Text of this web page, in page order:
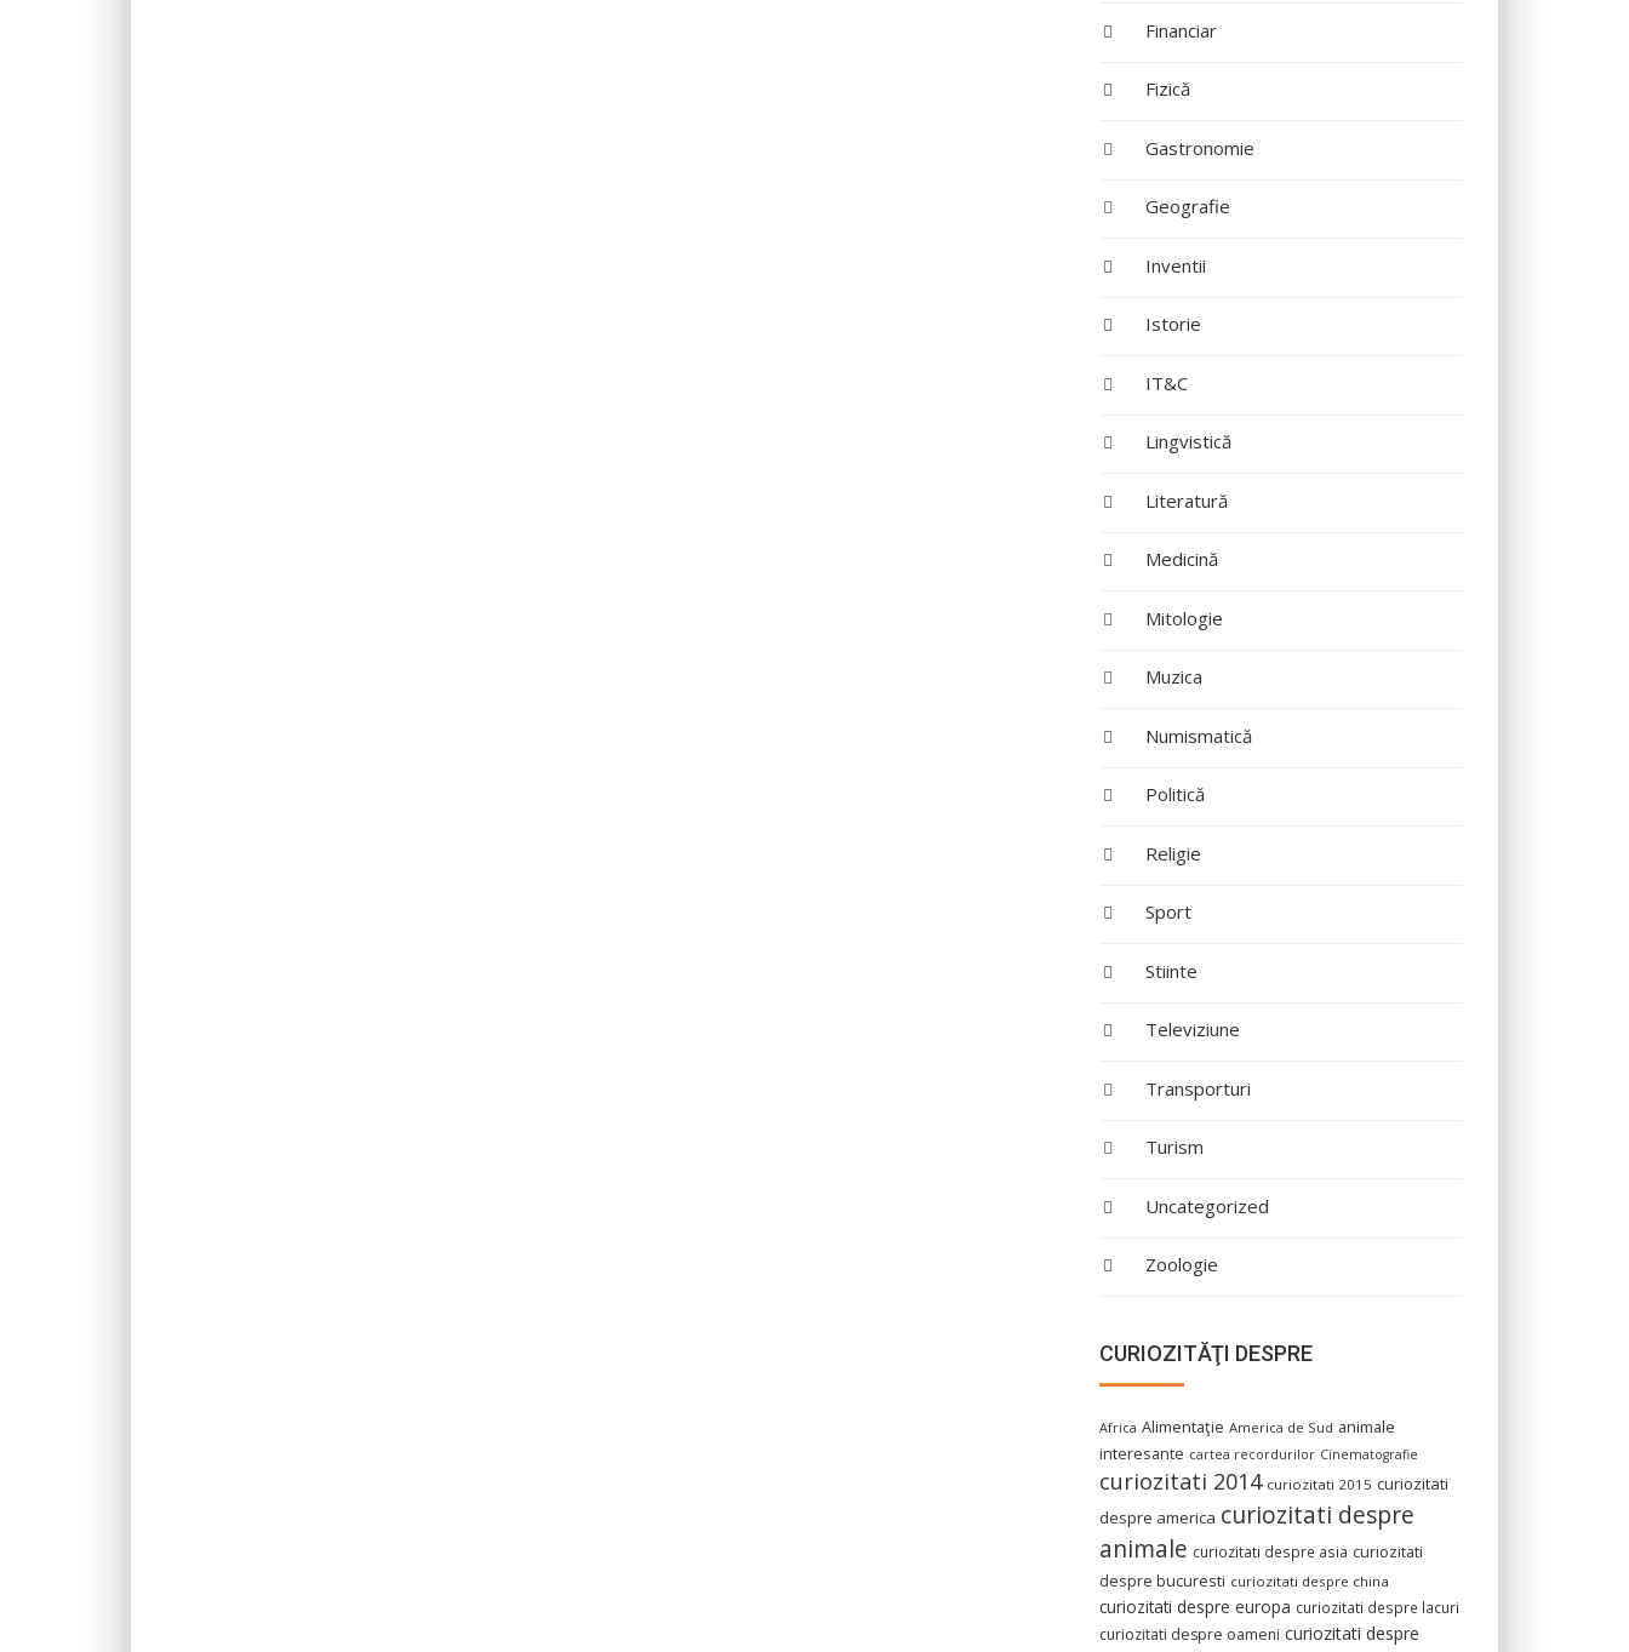
Financiar
Fizică
Gastronomie
Geografie
Inventii
Istorie
IT&C
Lingvistică
Literatură
Medicină
Mitologie
Muzica
Numismatică
Politică
Religie
Sport
Stiinte
Televiziune
Transporturi
Turism
Uncategorized
Zoologie
CURIOZITĂŢI DESPRE
Africa Alimentaţie America de Sud animale
interesante cartea recordurilor Cinematografie
curiozitati 2014 curiozitati 2015 curiozitati
despre america curiozitati despre
animale curiozitati despre asia curiozitati
despre bucuresti curiozitati despre china
curiozitati despre europa curiozitati despre lacuri
curiozitati despre oameni curiozitati despre